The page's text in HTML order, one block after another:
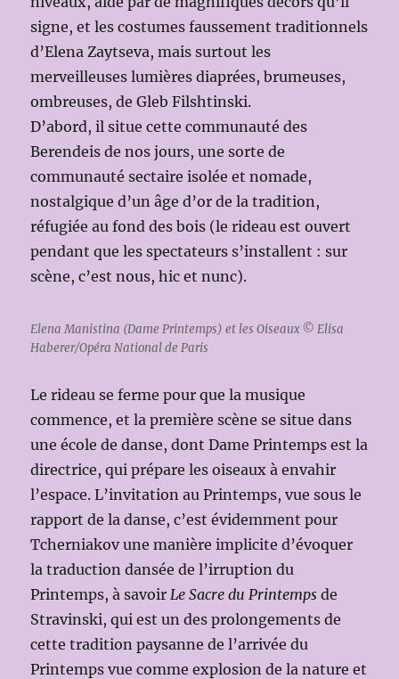
signe, et les costumes faussement traditionnels
d’Elena Zaytseva, mais surtout les
merveilleuses lumières diaprées, brumeuses,
ombreuses, de Gleb Filshtinski.
D’abord, il situe cette communauté des
Berendeis de nos jours, une sorte de
communauté sectaire isolée et nomade,
nostalgique d’un âge d’or de la tradition,
réfugiée au fond des bois (le rideau est ouvert
pendant que les spectateurs s’installent : sur
scène, c’est nous, hic et nunc).
Elena Manistina (Dame Printemps) et les Oiseaux © Elisa
Haberer/Opéra National de Paris
Le rideau se ferme pour que la musique
commence, et la première scène se situe dans
une école de danse, dont Dame Printemps est la
directrice, qui prépare les oiseaux à envahir
l’espace. L’invitation au Printemps, vue sous le
rapport de la danse, c’est évidemment pour
Tcherniakov une manière implicite d’évoquer
la traduction dansée de l’irruption du
Printemps, à savoir Le Sacre du Printemps de
Stravinski, qui est un des prolongements de
cette tradition paysanne de l’arrivée du
Printemps vue comme explosion de la nature et